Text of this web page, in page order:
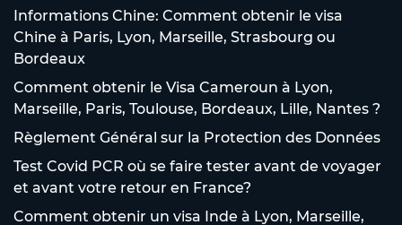
Informations Chine: Comment obtenir le visa
Chine à Paris, Lyon, Marseille, Strasbourg ou
Bordeaux
Comment obtenir le Visa Cameroun à Lyon,
Marseille, Paris, Toulouse, Bordeaux, Lille, Nantes ?
Règlement Général sur la Protection des Données
Test Covid PCR où se faire tester avant de voyager
et avant votre retour en France?
Comment obtenir un visa Inde à Lyon, Marseille,